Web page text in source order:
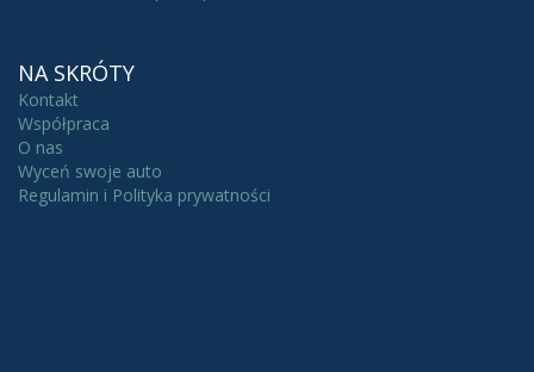
NA SKRÓTY
Kontakt
Współpraca
O nas
Wyceń swoje auto
Regulamin i Polityka prywatności